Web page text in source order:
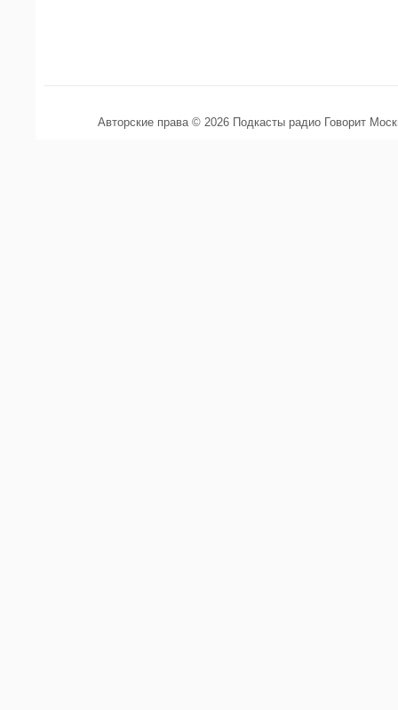
Авторские права © 2026 Подкасты радио Говорит